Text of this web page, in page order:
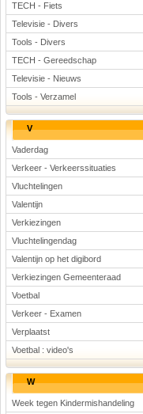
TECH - Fiets
Televisie - Divers
Tools - Divers
TECH - Gereedschap
Televisie - Nieuws
Tools - Verzamel
V
Vaderdag
Verkeer - Verkeerssituaties
Vluchtelingen
Valentijn
Verkiezingen
Vluchtelingendag
Valentijn op het digibord
Verkiezingen Gemeenteraad
Voetbal
Verkeer - Examen
Verplaatst
Voetbal : video's
W
Week tegen Kindermishandeling